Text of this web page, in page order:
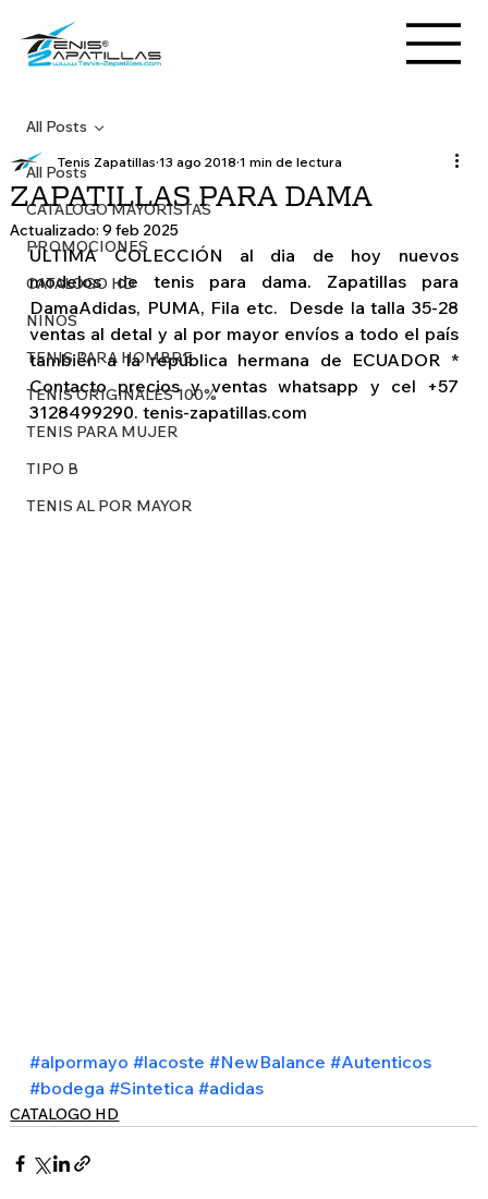
All Posts
CATALOGO MAYORISTAS
PROMOCIONES
CATALOGO HD
NIÑOS
TENIS PARA HOMBRE
TENIS ORIGINALES 100%
TENIS PARA MUJER
TIPO B
TENIS AL POR MAYOR
All Posts
ZAPATILLAS PARA DAMA
Tenis Zapatillas 13 ago 2018 1 min de lectura
Actualizado:9 feb 2025
ÚLTIMA COLECCIÓN al dia de hoy nuevos
modelos de tenis para dama. Zapatillas para
DamaAdidas, PUMA, Fila etc.  Desde la talla 35-28
ventas al detal y al por mayor envíos a todo el país
también a la república hermana de ECUADOR *
Contacto precios y ventas whatsapp y cel +57
3128499290. tenis-zapatillas.com
#alpormayo #lacoste #NewBalance #Autenticos
#bodega #Sintetica #adidas
CATALOGO HD